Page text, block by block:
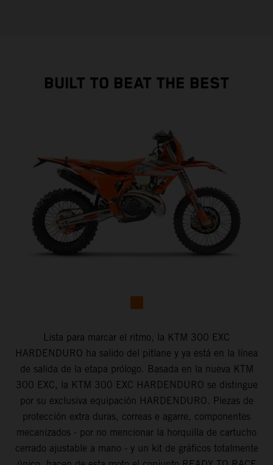
BUILT TO BEAT THE BEST
Lista para marcar el ritmo, la KTM 300 EXC
HARDENDURO ha salido del pitlane y ya está en la línea
de salida de la etapa prólogo. Basada en la nueva KTM
300 EXC, la KTM 300 EXC HARDENDURO se distingue
por su exclusiva equipación HARDENDURO. Piezas de
protección extra duras, correas e agarre, componentes
mecanizados - por no mencionar la horquilla de cartucho
cerrado ajustable a mano - y un kit de gráficos totalmente